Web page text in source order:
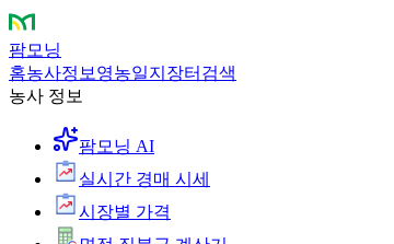
팜모닝
홈농사정보 영농일지 장터 검색
농사 정보
팜모닝 AI
실시간 경매 시세
시장별 가격